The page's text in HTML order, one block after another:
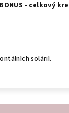
BONUS - celkový
solárií.